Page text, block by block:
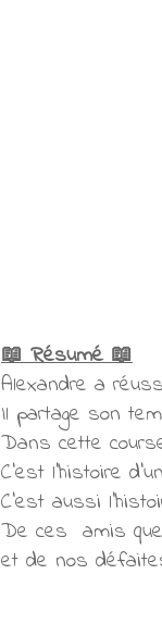
📖 Résumé 📖
Alexandre a
Il partage son
Dans cette
C’est l’histoire
C’est aussi
De ces amis que
et de nos